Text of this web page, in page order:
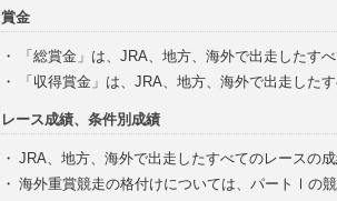
賞金
・
「総賞金」は、JRA、地方、海外で出走したす
・
「収得賞金」は、JRA、地方、海外で出走した
レース成績、条件別成績
・ JRA、地方、海外で出走したすべてのレースの
・ 海外重賞競走の格付けについては、パートⅠの